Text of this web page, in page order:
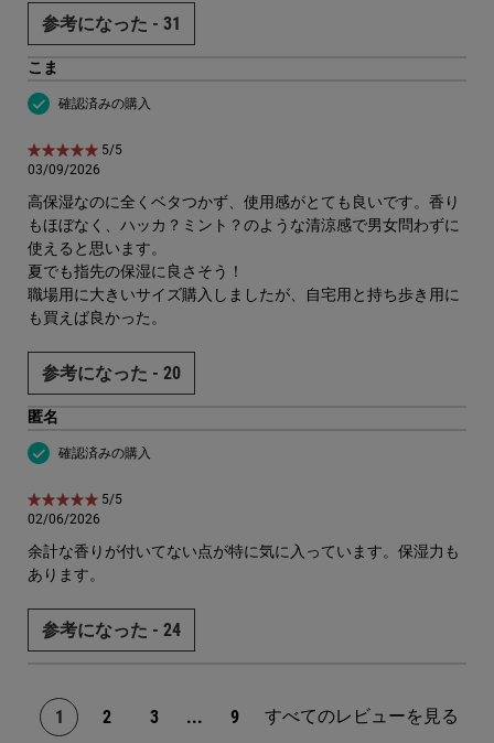
参考になった - 31
こま
確認済みの購入
5星中5。
5/5
03/09/2026
高保湿なのに全くベタつかず、使用感がとても良いです。香り
もほぼなく、ハッカ？ミント？のような清涼感で男女問わずに
使えると思います。
夏でも指先の保湿に良さそう！
職場用に大きいサイズ購入しましたが、自宅用と持ち歩き用に
も買えば良かった。
参考になった - 20
匿名
確認済みの購入
5星中5。
5/5
02/06/2026
余計な香りが付いてない点が特に気に入っています。保湿力も
あります。
参考になった - 24
ページ 1/9。 現在のページ
1 2 3 ... 9 すべてのレビューを見る